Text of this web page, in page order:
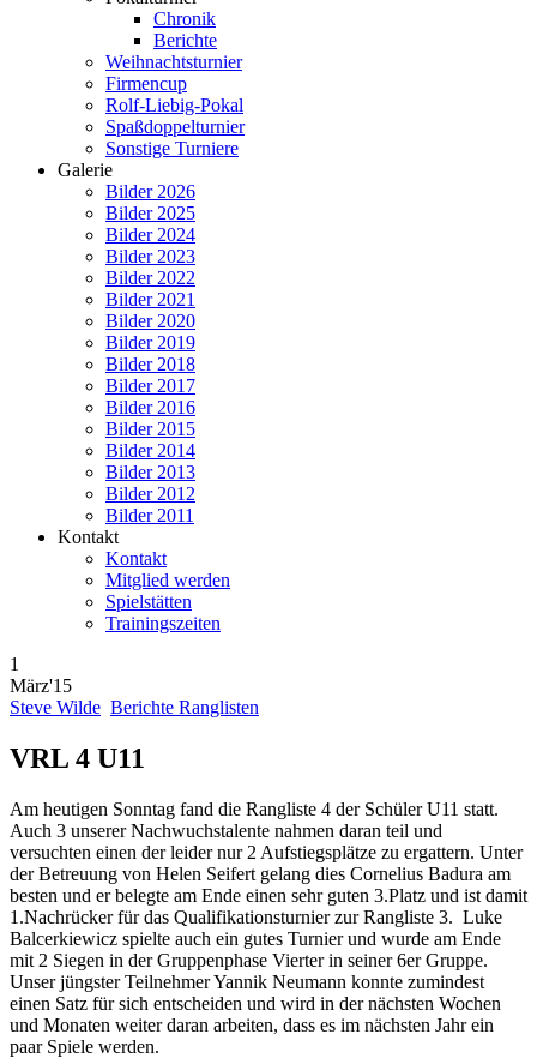
Chronik
Berichte
Weihnachtsturnier
Firmencup
Rolf-Liebig-Pokal
Spaßdoppelturnier
Sonstige Turniere
Galerie
Bilder 2026
Bilder 2025
Bilder 2024
Bilder 2023
Bilder 2022
Bilder 2021
Bilder 2020
Bilder 2019
Bilder 2018
Bilder 2017
Bilder 2016
Bilder 2015
Bilder 2014
Bilder 2013
Bilder 2012
Bilder 2011
Kontakt
Kontakt
Mitglied werden
Spielstätten
Trainingszeiten
1
März'15
Steve Wilde Berichte Ranglisten
VRL 4 U11
Am heutigen Sonntag fand die Rangliste 4 der Schüler U11 statt.
Auch 3 unserer Nachwuchstalente nahmen daran teil und
versuchten einen der leider nur 2 Aufstiegsplätze zu ergattern. Unter
der Betreuung von Helen Seifert gelang dies Cornelius Badura am
besten und er belegte am Ende einen sehr guten 3.Platz und ist damit
1.Nachrücker für das Qualifikationsturnier zur Rangliste 3. Luke
Balcerkiewicz spielte auch ein gutes Turnier und wurde am Ende
mit 2 Siegen in der Gruppenphase Vierter in seiner 6er Gruppe.
Unser jüngster Teilnehmer Yannik Neumann konnte zumindest
einen Satz für sich entscheiden und wird in der nächsten Wochen
und Monaten weiter daran arbeiten, dass es im nächsten Jahr ein
paar Spiele werden.